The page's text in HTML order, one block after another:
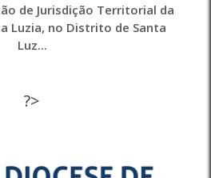
de Jurisdição Territorial da
Luzia, no Distrito de Santa
Luz...
?>